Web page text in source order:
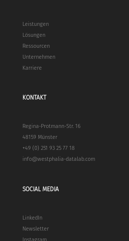
Leistungen
Lösungen
Ressourcen
Unternehmen
Karriere
KONTAKT
Regina-Protmann-Str. 16
48159 Münster
+49 (0) 251 93 25 77 18
info@westphalia-datalab.com
SOCIAL MEDIA
LinkedIn
Newsletter
Instagram